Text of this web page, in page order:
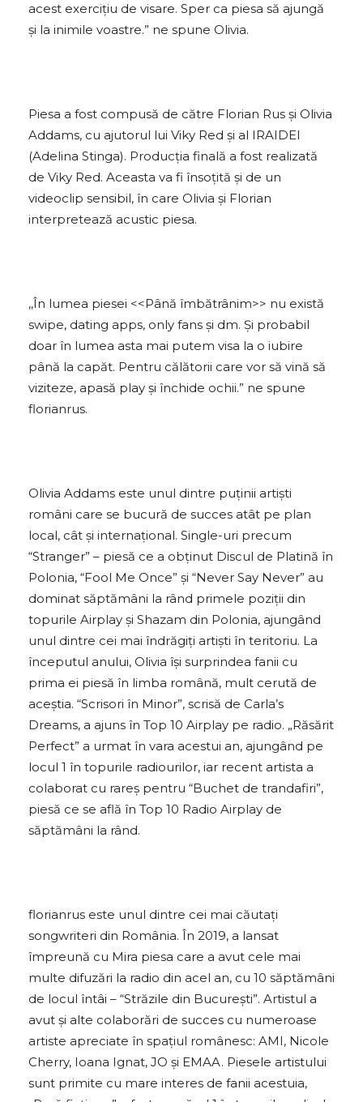
acest exercițiu de visare. Sper ca piesa să ajungă
și la inimile voastre.” ne spune Olivia.
Piesa a fost compusă de către Florian Rus și Olivia
Addams, cu ajutorul lui Viky Red și al IRAIDEI
(Adelina Stinga). Producția finală a fost realizată
de Viky Red. Aceasta va fi însoțită și de un
videoclip sensibil, în care Olivia și Florian
interpretează acustic piesa.
,,În lumea piesei <<Până îmbătrânim>> nu există
swipe, dating apps, only fans și dm. Și probabil
doar în lumea asta mai putem visa la o iubire
până la capăt. Pentru călătorii care vor să vină să
viziteze, apasă play și închide ochii.” ne spune
florianrus.
Olivia Addams este unul dintre puținii artiști
români care se bucură de succes atât pe plan
local, cât și internațional. Single-uri precum
“Stranger” – piesă ce a obținut Discul de Platină în
Polonia, “Fool Me Once” și “Never Say Never” au
dominat săptămâni la rând primele poziții din
topurile Airplay și Shazam din Polonia, ajungând
unul dintre cei mai îndrăgiți artiști în teritoriu. La
începutul anului, Olivia își surprindea fanii cu
prima ei piesă în limba română, mult cerută de
aceștia. “Scrisori în Minor”, scrisă de Carla’s
Dreams, a ajuns în Top 10 Airplay pe radio. „Răsărit
Perfect” a urmat în vara acestui an, ajungând pe
locul 1 în topurile radiourilor, iar recent artista a
colaborat cu rareș pentru “Buchet de trandafiri”,
piesă ce se află în Top 10 Radio Airplay de
săptămâni la rând.
florianrus este unul dintre cei mai căutați
songwriteri din România. În 2019, a lansat
împreună cu Mira piesa care a avut cele mai
multe difuzări la radio din acel an, cu 10 săptămâni
de locul întâi – “Străzile din București”. Artistul a
avut și alte colaborări de succes cu numeroase
artiste apreciate în spațiul românesc: AMI, Nicole
Cherry, Ioana Ignat, JO și EMAA. Piesele artistului
sunt primite cu mare interes de fanii acestuia,